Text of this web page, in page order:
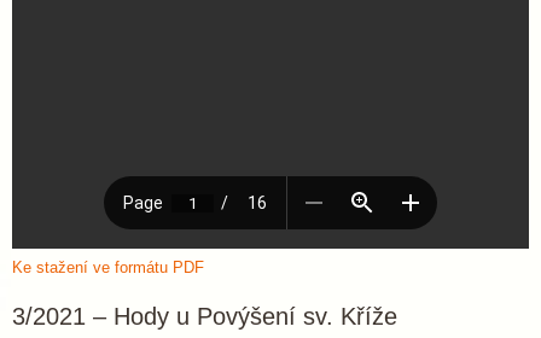
Ke stažení ve formátu PDF
3/2021 – Hody u Povýšení sv. Kříže